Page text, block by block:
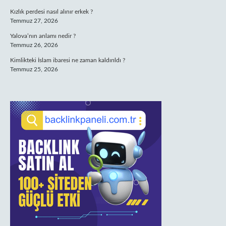
Kızlık perdesi nasıl alınır erkek ?
Temmuz 27, 2026
Yalova’nın anlamı nedir ?
Temmuz 26, 2026
Kimlikteki İslam ibaresi ne zaman kaldırıldı ?
Temmuz 25, 2026